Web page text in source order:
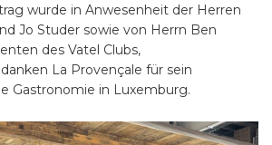
wurde in Anwesenheit der Herren
Jo Studer sowie von Herrn Ben
des Vatel Clubs,
La Provençale für sein
Gastronomie in Luxemburg.